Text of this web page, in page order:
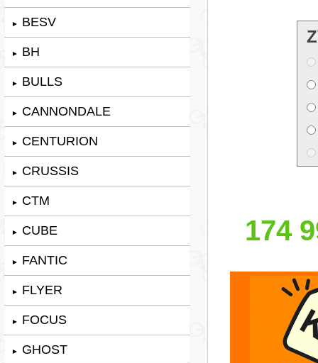
► BESV
► BH
► BULLS
► CANNONDALE
► CENTURION
► CRUSSIS
► CTM
► CUBE
► FANTIC
► FLYER
► FOCUS
► GHOST
174